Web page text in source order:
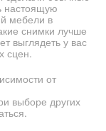
настоящую
мебели в
снимки лучше
выглядеть у вас
сцен.
от
выборе других